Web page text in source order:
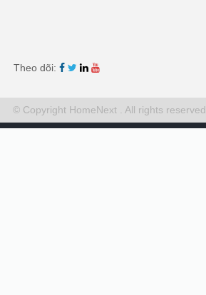
Theo dõi:
© Copyright HomeNext . All rights reserved.